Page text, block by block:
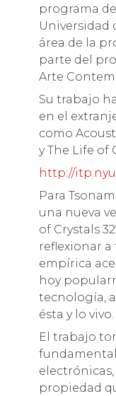
programa
Universidad
área de la
parte del
Arte
Su trabajo
en el
como
y The Life of
http://
Para
una nueva
of Crystals
reflexionar a
empírica
hoy
tecnología,
ésta y lo vivo.
El trabajo
propiedad